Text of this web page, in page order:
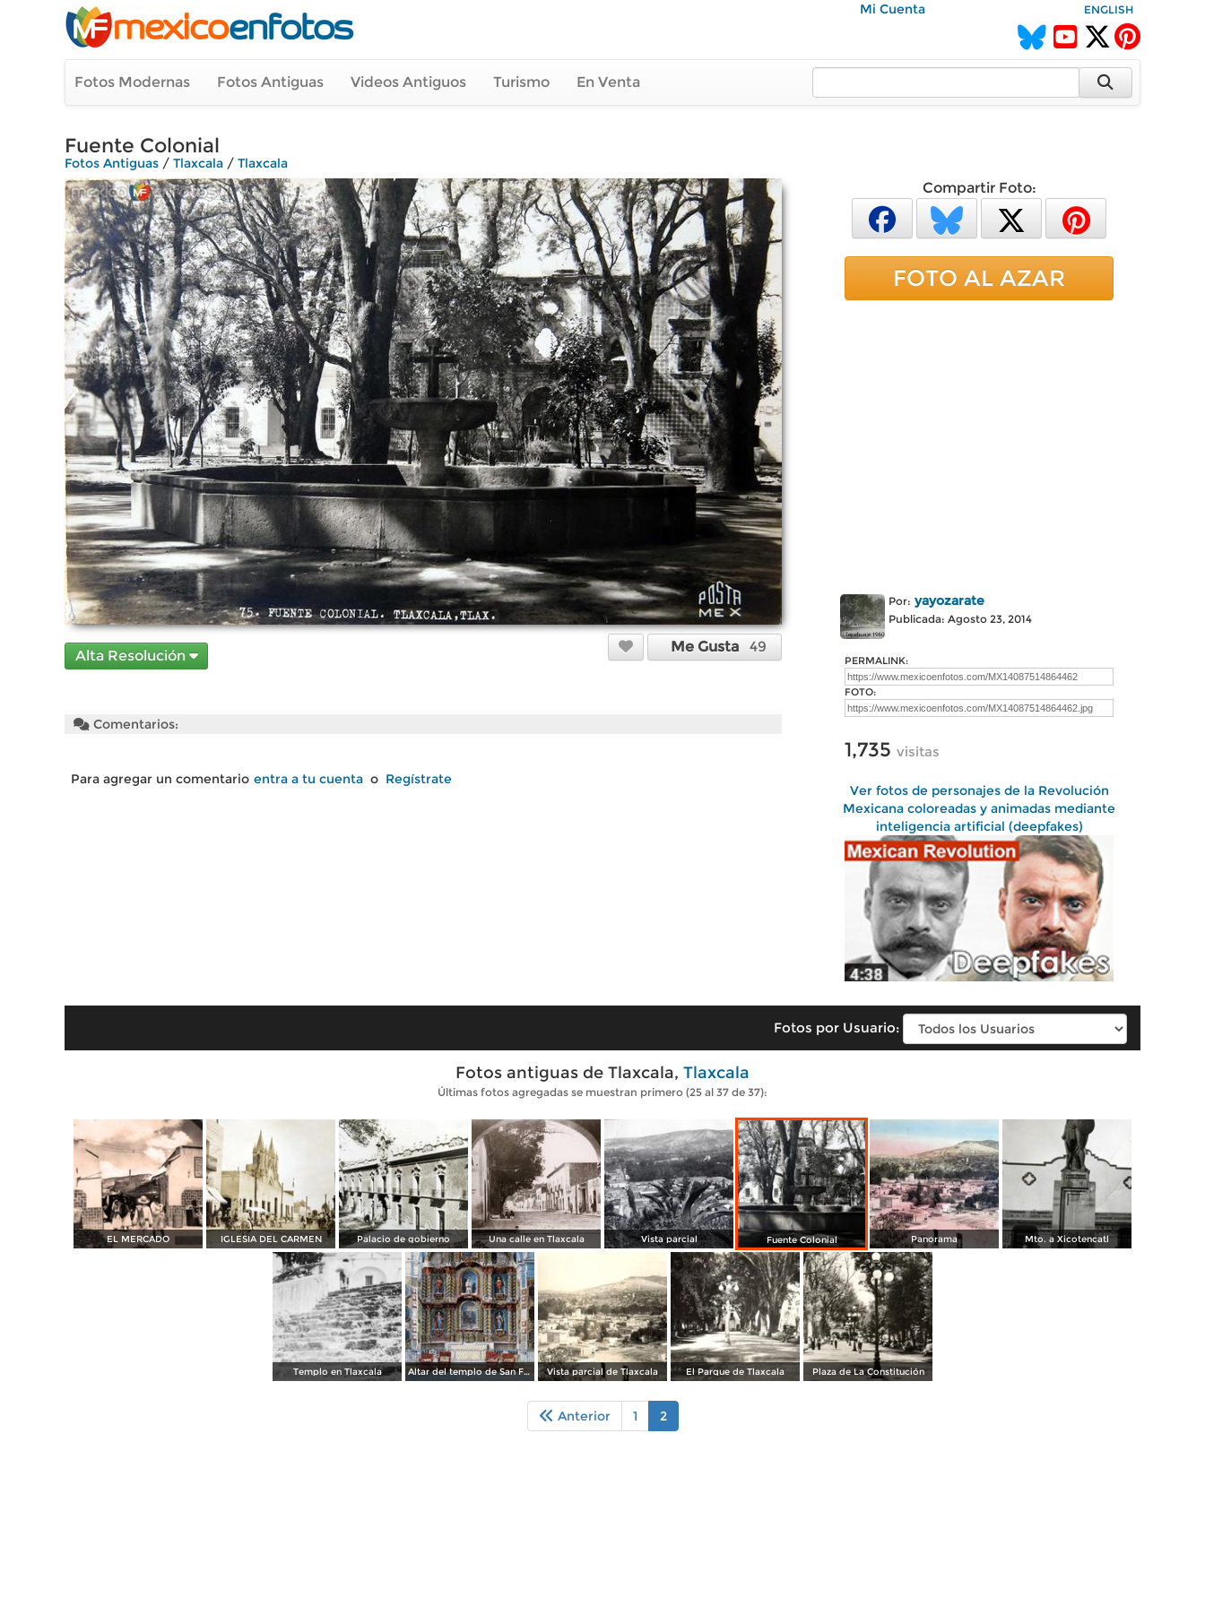
Mi Cuenta ENGLISH
Fotos Modernas Fotos Antiguas Videos Antiguos Turismo En Venta
Fuente Colonial
Fotos Antiguas / Tlaxcala / Tlaxcala
Alta Resolución
Me Gusta 49
Comentarios:
Para agregar un comentario entra a tu cuenta o Regístrate
Compartir Foto:
FOTO AL AZAR
Por: yayozarate
Publicada: Agosto 23, 2014
PERMALINK:
FOTO:
1,735 visitas
Ver fotos de personajes de la Revolución
Mexicana coloreadas y animadas mediante
inteligencia artificial (deepfakes)
Fotos por Usuario:
Fotos antiguas de Tlaxcala, Tlaxcala
Últimas fotos agregadas se muestran primero (25 al 37 de 37):
EL MERCADO IGLESIA DEL CARMEN Palacio de gobierno Una calle en Tlaxcala Vista parcial Fuente Colonial Panorama Mto. a Xicotencatl
Templo en Tlaxcala Altar del templo de San Francisco Vista parcial de Tlaxcala El Parque de Tlaxcala Plaza de La Constitución
Anterior 1 2